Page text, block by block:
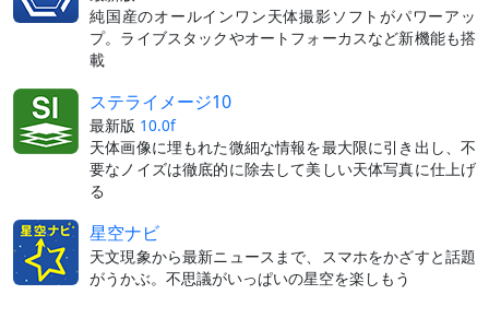
純国産のオールインワン天体撮影ソフトがパワーアッ
プ。ライブスタックやオートフォーカスなど新機能も搭
載
ステライメージ10
最新版 10.0f
天体画像に埋もれた微細な情報を最大限に引き出し、不
要なノイズは徹底的に除去して美しい天体写真に仕上げ
る
星空ナビ
天文現象から最新ニュースまで、スマホをかざすと話題
がうかぶ。不思議がいっぱいの星空を楽しもう